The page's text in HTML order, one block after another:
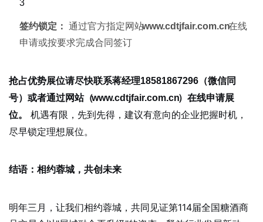
签约锁定： 通过官方指定网站www.cdtjfair.com.cn在线
申请或按要求完成合同签订
抢占优势展位请尽快联系蒋经理18581867296（微信同
号）或者通过网站（www.cdtjfair.com.cn）在线申请展
位。
机遇有限，先到先得，建议有意向的企业把握时机，
尽早锁定理想展位。
结语：相约蓉城，共创未来
明年三月，让我们相约蓉城，共同见证第114届全国糖酒商